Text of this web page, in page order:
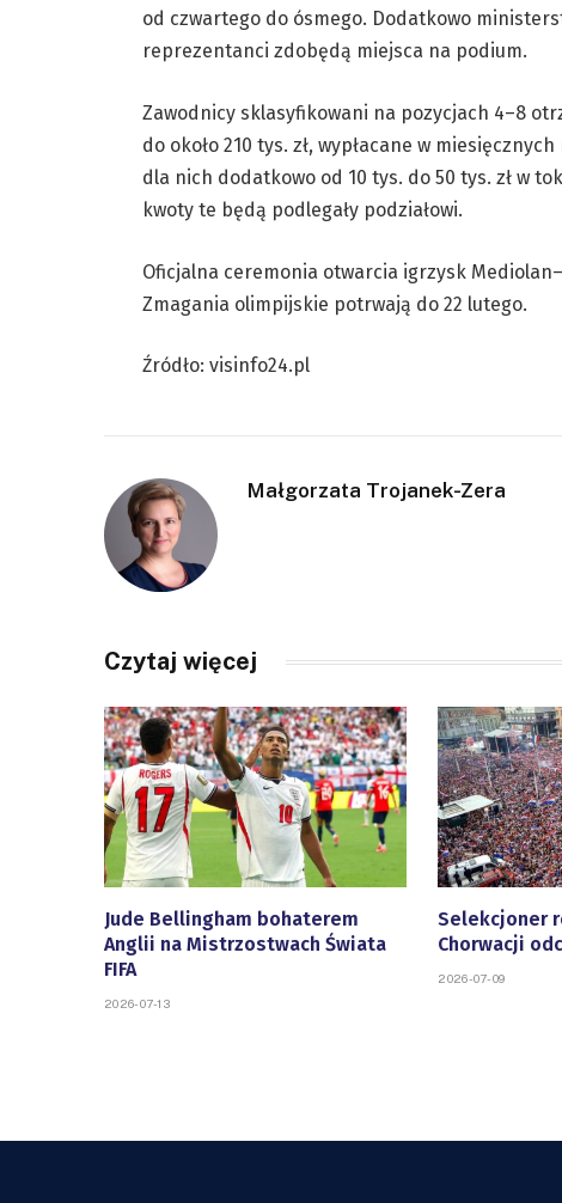
od czwartego do ósmego. Dodatkowo
reprezentanci zdobędą miejsca na podium.
Zawodnicy sklasyfikowani na pozycjach 4–8
do około 210 tys. zł, wypłacane w
dla nich dodatkowo od 10 tys. do 50 tys. zł w
kwoty te będą podlegały podziałowi.
Oficjalna ceremonia otwarcia igrzysk
Zmagania olimpijskie potrwają do 22 lutego.
Źródło: visinfo24.pl
Małgorzata Trojanek-Zera
Czytaj więcej
Jude Bellingham bohaterem
Anglii na Mistrzostwach Świata
FIFA
2026-07-13
Selekcjoner
Chorwacji
2026-07-09